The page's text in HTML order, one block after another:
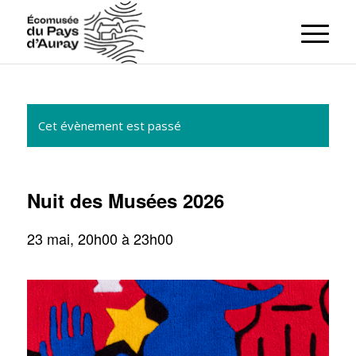
Cet évènement est passé
Nuit des Musées 2026
23 mai, 20h00à23h00